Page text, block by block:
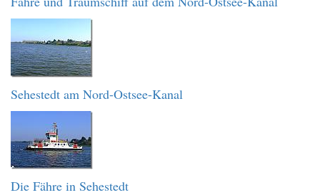
Sehestedt am Nord-Ostsee-Kanal
Die Fähre in Sehestedt